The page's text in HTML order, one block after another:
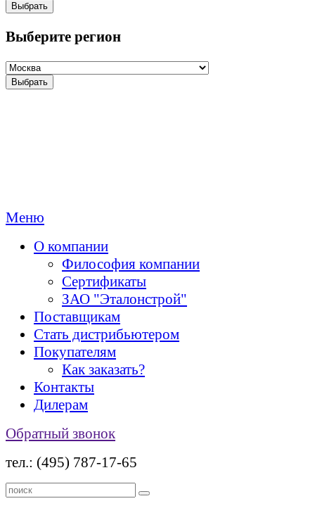
Выбрать
Выберите регион
Выбрать
Меню
О компании
Философия компании
Сертификаты
ЗАО "Эталонстрой"
Поставщикам
Стать дистрибьютером
Покупателям
Как заказать?
Контакты
Дилерам
Обратный звонок
тел.: (495) 787-17-65